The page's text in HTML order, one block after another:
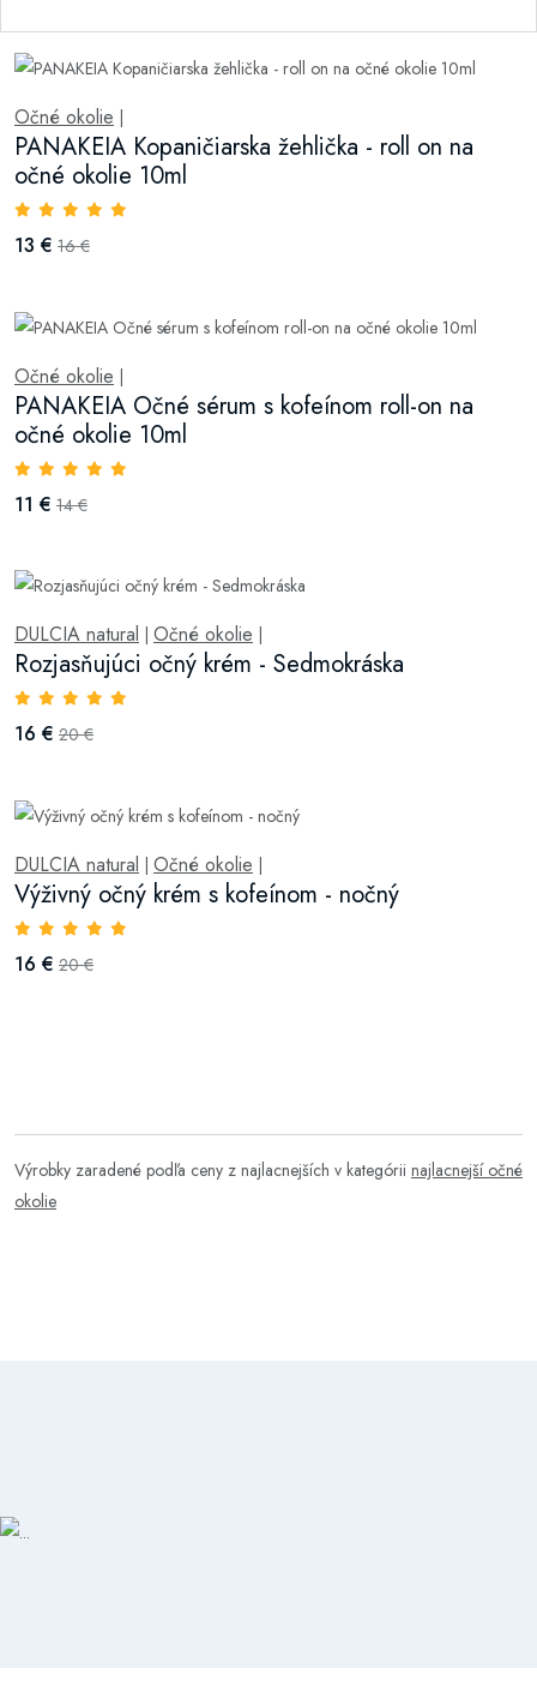
Očné okolie |
PANAKEIA Kopaničiarska žehlička - roll on na
očné okolie 10ml
13 € 16 €
Očné okolie |
PANAKEIA Očné sérum s kofeínom roll-on na
očné okolie 10ml
11 € 14 €
DULCIA natural Očné okolie
Rozjasňujúci očný krém - Sedmokráska
16 € 20 €
DULCIA natural Očné okolie
Výživný očný krém s kofeínom - nočný
16 € 20 €
Výrobky zaradené podľa ceny z najlacnejších v kategórii najlacnejší očné
okolie